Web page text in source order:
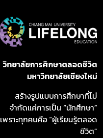
วิทยาลัยการศึกษาตลอดชีวิต
มหาวิทยาลัยเชียงใหม่
สร้างรูปแบบการศึกษาที่ไม่
จำกัดแค่การเป็น “นักศึกษา”
เพราะทุกคนคือ “ผู้เรียนรู้ตลอด
ชีวิต”